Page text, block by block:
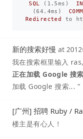
SQL
( 1.5ms )
(64.4ms )
Redirected
to
新的搜索好慢 at
我在搜索框里输入
正在加载 Google 搜
加载 Google 搜索... ”
[广州] 招聘 Ruby /
楼主是有心人！